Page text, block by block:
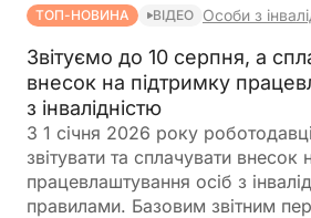
ТОП-НОВИНА ВІДЕО Особи з
Звітуємо до 10 серпня, а
внесок на підтримку
з інвалідністю
З 1 січня 2026 року
звітувати та сплачувати внесок
працевлаштування осіб з
правилами. Базовим звітним